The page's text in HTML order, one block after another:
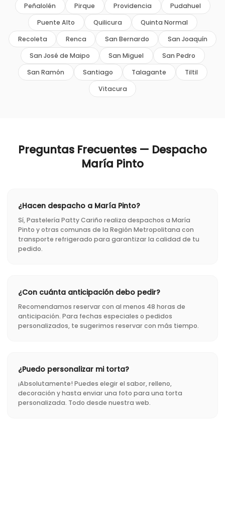
Peñalolén Pirque Providencia
Pudahuel
Puente Alto
Quilicura
Quinta Normal
Recoleta
Renca San Bernardo
San Joaquín
San José de Maipo
San Miguel
San Pedro
San Ramón
Santiago Talagante
Tiltil
Vitacura
Preguntas Frecuentes — Despacho
María Pinto
¿Hacen despacho a María Pinto?
Sí, Pastelería Patty Cariño realiza despachos a María
Pinto y otras comunas de la Región Metropolitana con
transporte refrigerado para garantizar la calidad de tu
pedido.
¿Con cuánta anticipación debo pedir?
Recomendamos reservar con al menos 48 horas de
anticipación. Para fechas especiales o pedidos
personalizados, te sugerimos reservar con más tiempo.
¿Puedo personalizar mi torta?
¡Absolutamente! Puedes elegir el sabor, relleno,
decoración y hasta enviar una foto para una torta
personalizada. Todo desde nuestra web.